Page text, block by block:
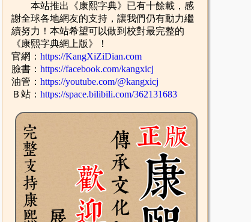
本站推出《康熙字典》已有十餘載，感
謝全球各地網友的支持，讓我們仍有動力繼
續努力！本站希望可以做到校對最完整的
《康熙字典網上版》！
官網： https://KangXiZiDian.com
臉書： https://facebook.com/kangxicj
油管： https://youtube.com/@kangxicj
Ｂ站： https://space.bilibili.com/362131683